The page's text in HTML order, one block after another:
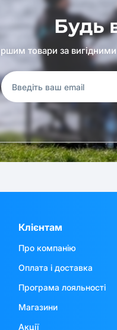
Будь
товари за вигідними
Клієнтам
Про компанію
Оплата і доставка
Програма лояльності
Магазини
Акції